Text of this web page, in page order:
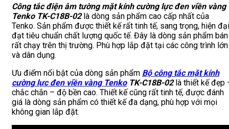
Công tắc điện âm tường mặt kính cường lực đen viền vàng
Tenko TK-C18B-02là dòng sản phẩm cao cấp nhất của
Tenko. Sản phẩm được thiết kế rất tinh tế, sang trọng, hiện đại
đạt tiêu chuẩn chất lượng quốc tế. Đây là dòng sản phẩm bán
rất chạy trên thị trường. Phù hợp lắp đặt tại các công trình lớn
và dân dụng.
Ưu điểm nổi bật của dòng sản phẩm Bộ công tắc mặt kính
cường lực đen viền vàng TenkoTK-C18B-02là thiết kế đẹp
chắc chắn – độ bền cao. Thiết kế cũng rất tinh tế, được đánh
giá là dòng sản phẩm có thiết kế đa dạng, phù hợp với mọi
không gian lắp đặt.